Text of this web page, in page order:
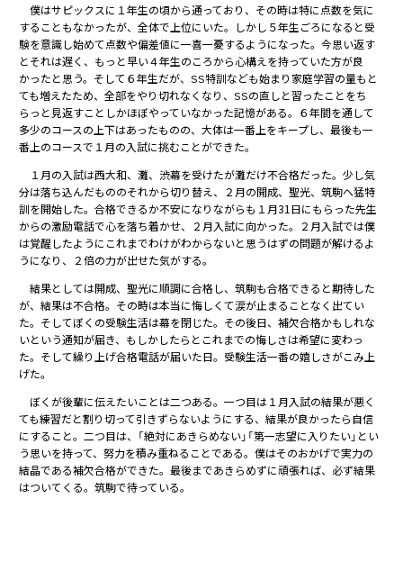
僕はサピックスに１年生の頃から通っており、その時は特に点数を気に
することもなかったが、全体で上位にいた。しかし５年生ごろになると受
験を意識し始めて点数や偏差値に一喜一憂するようになった。今思い返す
とそれは遅く、もっと早い４年生のころから心構えを持っていた方が良
かったと思う。そして６年生だが、SS特訓なども始まり家庭学習の量もと
ても増えたため、全部をやり切れなくなり、SSの直しと習ったことをち
らっと見返すことしかほぼやっていなかった記憶がある。６年間を通して
多少のコースの上下はあったものの、大体は一番上をキープし、最後も一
番上のコースで１月の入試に挑むことができた。
１月の入試は西大和、灘、渋幕を受けたが灘だけ不合格だった。少し気
分は落ち込んだもののそれから切り替え、２月の開成、聖光、筑駒へ猛特
訓を開始した。合格できるか不安になりながらも１月31日にもらった先生
からの激励電話で心を落ち着かせ、２月入試に向かった。２月入試では僕
は覚醒したようにこれまでわけがわからないと思うはずの問題が解けるよ
うになり、２倍の力が出せた気がする。
結果としては開成、聖光に順調に合格し、筑駒も合格できると期待した
が、結果は不合格。その時は本当に悔しくて涙が止まることなく出てい
た。そしてぼくの受験生活は幕を閉じた。その後日、補欠合格かもしれな
いという通知が届き、もしかしたらとこれまでの悔しさは希望に変わっ
た。そして繰り上げ合格電話が届いた日。受験生活一番の嬉しさがこみ上
げた。
ぼくが後輩に伝えたいことは二つある。一つ目は１月入試の結果が悪く
ても練習だと割り切って引きずらないようにする、結果が良かったら自信
にすること。二つ目は、「絶対にあきらめない」「第一志望に入りたい」とい
う思いを持って、努力を積み重ねることである。僕はそのおかげで実力の
結晶である補欠合格ができた。最後まであきらめずに頑張れば、必ず結果
はついてくる。筑駒で待っている。